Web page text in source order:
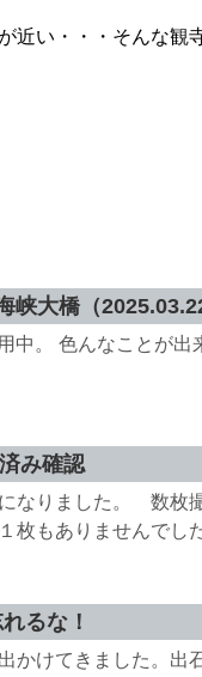
近い・・・そんな観
峡大橋（
中。 色んなことが
み確認
なりました。 数枚
枚もありませんで
るな！
かけてきました。出